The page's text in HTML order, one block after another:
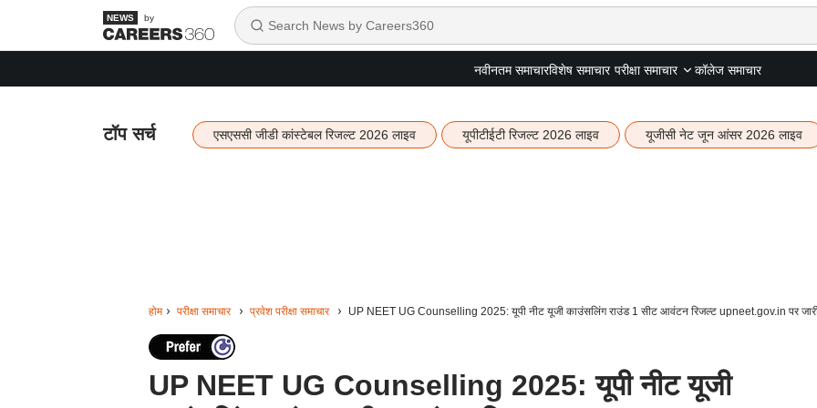
by
नवीनतम समाचारविशेष समाचार परीक्षा समाचार कॉलेज समाचार
टॉप सर्च एसएससी जीडी कांस्टेबल रिजल्ट 2026 लाइव यूपीटीईटी रिजल्ट 2026 लाइव यूजीसी नेट जून आंसर 2026 लाइव
होम परीक्षा समाचार प्रवेश परीक्षा समाचार UP NEET UG Counselling 2025: यूपी नीट यूजी काउंसलिंग राउंड 1 सीट आवंटन रिजल्ट upneet.gov.in पर
UP NEET UG Counselling 2025: यूपी नीट यूजी